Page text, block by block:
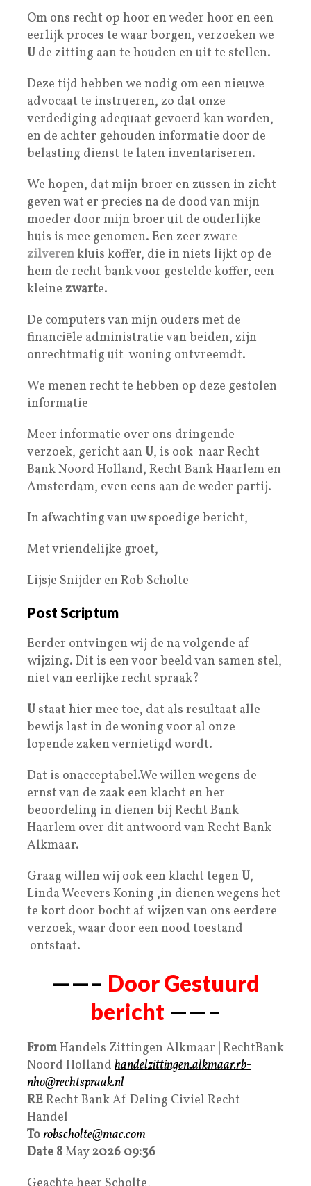
Om ons recht op hoor en weder hoor en een
eerlijk proces te waar borgen, verzoeken we
U de zitting aan te houden en uit te stellen.
Deze tijd hebben we nodig om een nieuwe
advocaat te instrueren, zo dat onze
verdediging adequaat gevoerd kan worden,
en de achter gehouden informatie door de
belasting dienst te laten inventariseren.
We hopen, dat mijn broer en zussen in zicht
geven wat er precies na de dood van mijn
moeder door mijn broer uit de ouderlijke
huis is mee genomen. Een zeer zware
zilverenkluis koffer, die in niets lijkt op de
hem de recht bank voor gestelde koffer, een
kleine zwarte.
De computers van mijn ouders met de
financiële administratie van beiden, zijn
onrechtmatig uit woning ontvreemdt.
We menen recht te hebben op deze gestolen
informatie
Meer informatie over ons dringende
verzoek, gericht aan U, is ook naar Recht
Bank Noord Holland, Recht Bank Haarlem en
Amsterdam, even eens aan de weder partij.
In afwachting van uw spoedige bericht,
Met vriendelijke groet,
Lijsje Snijder en Rob Scholte
Post Scriptum
Eerder ontvingen wij de na volgende af
wijzing. Dit is een voor beeld van samen stel,
niet van eerlijke recht spraak?
U staat hier mee toe, dat als resultaat alle
bewijs last in de woning voor al onze
lopende zaken vernietigd wordt.
Dat is onacceptabel.We willen wegens de
ernst van de zaak een klacht en her
beoordeling in dienen bij Recht Bank
Haarlem over dit antwoord van Recht Bank
Alkmaar.
Graag willen wij ook een klacht tegen U,
Linda Weevers Koning ,in dienen wegens het
te kort door bocht af wijzen van ons eerdere
verzoek, waar door een nood toestand
ontstaat.
——– Door Gestuurd
bericht ——–
FromHandels Zittingen Alkmaar RechtBank
Noord Holland handelzittingen.alkmaar.rb-
nho@rechtspraak.nl
RERecht Bank Af Deling Civiel Recht |
Handel
Torobscholte@mac.com
Date 8May2026 09:36